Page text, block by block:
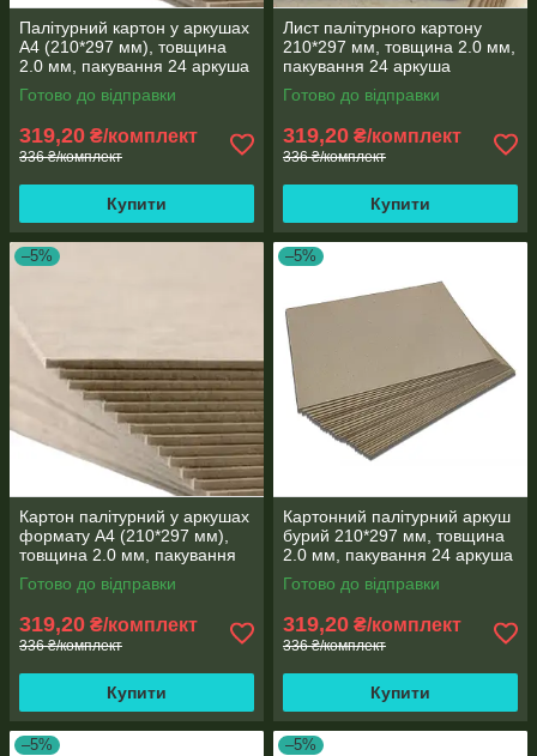
Палітурний картон у аркушах
А4 (210*297 мм), товщина
2.0 мм, пакування 24 аркуша
Готово до відправки
319,20 ₴/комплект
336 ₴/комплект
Купити
Лист палітурного картону
210*297 мм, товщина 2.0 мм,
пакування 24 аркуша
Готово до відправки
319,20 ₴/комплект
336 ₴/комплект
Купити
–5%
Картон палітурний у аркушах
формату А4 (210*297 мм),
товщина 2.0 мм, пакування
24 аркуша
Готово до відправки
319,20 ₴/комплект
336 ₴/комплект
Купити
–5%
Картонний палітурний аркуш
бурий 210*297 мм, товщина
2.0 мм, пакування 24 аркуша
Готово до відправки
319,20 ₴/комплект
336 ₴/комплект
Купити
–5% –5%